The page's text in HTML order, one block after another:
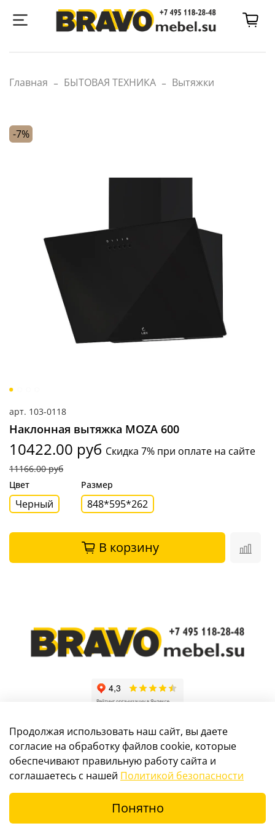
Главная БЫТОВАЯ ТЕХНИКА Вытяжки
-7%
арт. 103-0118
Наклонная вытяжка MOZA 600
10422.00 руб Скидка 7% при оплате на сайте
11166.00 руб
Цвет
Черный
Размер
848*595*262
В корзину
Информация, размещенная на сайте, не является
© 2017-2024 Интернет-магазин мебели
Продолжая использовать наш сайт, вы даете
согласие на обработку файлов cookie, которые
обеспечивают правильную работу сайта и
соглашаетесь с нашей Политикой безопасности
Понятно